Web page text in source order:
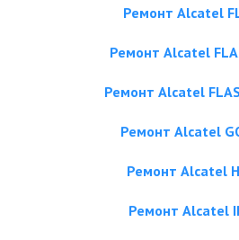
Ремонт Alcatel
Ремонт Alcatel
Ремонт Alcatel
Ремонт Alcatel
Ремонт Alcatel
Ремонт Alcatel